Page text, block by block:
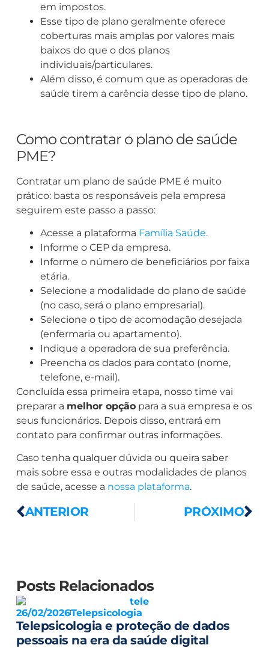
em impostos.
Esse tipo de plano geralmente oferece
coberturas mais amplas por valores mais
baixos do que o dos planos
individuais/particulares.
Além disso, é comum que as operadoras de
saúde tirem a carência desse tipo de plano.
Como contratar o plano de saúde
PME?
Contratar um plano de saúde PME é muito
prático: basta os responsáveis pela empresa
seguirem este passo a passo:
Acesse a plataforma Família Saúde.
Informe o CEP da empresa.
Informe o número de beneficiários por faixa
etária.
Selecione a modalidade do plano de saúde
(no caso, será o plano empresarial).
Selecione o tipo de acomodação desejada
(enfermaria ou apartamento).
Indique a operadora de sua preferência.
Preencha os dados para contato (nome,
telefone, e-mail).
Concluída essa primeira etapa, nosso time vai
preparar a melhor opçãopara a sua empresa e os
seus funcionários. Depois disso, entrará em
contato para confirmar outras informações.
Caso tenha qualquer dúvida ou queira saber
mais sobre essa e outras modalidades de planos
de saúde, acesse a nossa plataforma.
ANTERIOR PRÓXIMO
Posts Relacionados
26/02/2026Telepsicologia
Telepsicologia e proteção de dados
pessoais na era da saúde digital